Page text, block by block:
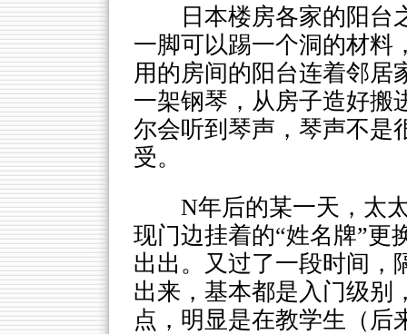
日本楼房各家的阳台
一脚可以踢一个洞的材料
用的房间的阳台连着邻居
一架钢琴，从房子造好搬
尔会听到琴声，琴声不是
受。
N年后的某一天，太
现门边挂着的“姓名牌”更
出出。又过了一段时间，
出来，基本都是入门级别
点，明显是在教学生（后